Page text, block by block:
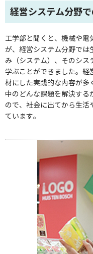
経営システム分野
工学部と聞くと、機械や電
が、経営システム分野では
み（システム）、そのシス
学ぶことができました。経
材にした実践的な内容が多
中のどんな課題を解決する
ので、社会に出てから生
ています。